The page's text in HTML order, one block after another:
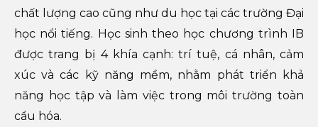
chất lượng cao cũng như du học tại các trường Đại
học nổi tiếng. Học sinh theo học chương trình IB
được trang bị 4 khía cạnh: trí tuệ, cá nhân, cảm
xúc và các kỹ năng mềm, nhằm phát triển khả
năng học tập và làm việc trong môi trường toàn
cầu hóa.